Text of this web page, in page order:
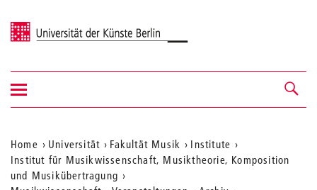
Universität der Künste Berlin
Navigation &
Suche
Navigation
ein-/ausblenden
Aktuelle
Position
Home Universität Fakultät Musik
Institute
Institut für Musikwissenschaft, Musiktheorie, Komposition
und Musikübertragung